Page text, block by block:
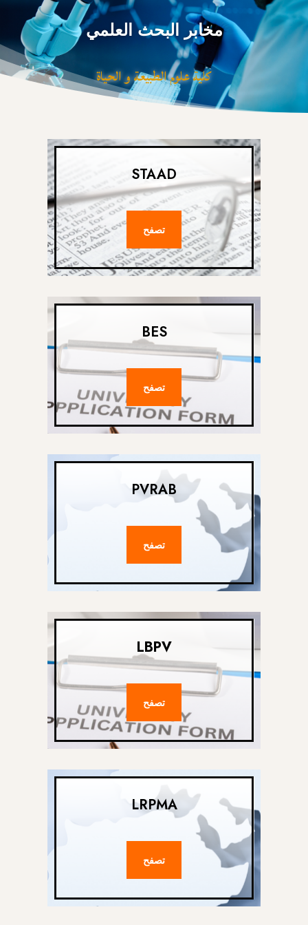
مخابر البحث العلمي
كلية علوم الطبيعة و الحياة
STAAD
تصفح
BES
تصفح
PVRAB
تصفح
LBPV
تصفح
LRPMA
تصفح